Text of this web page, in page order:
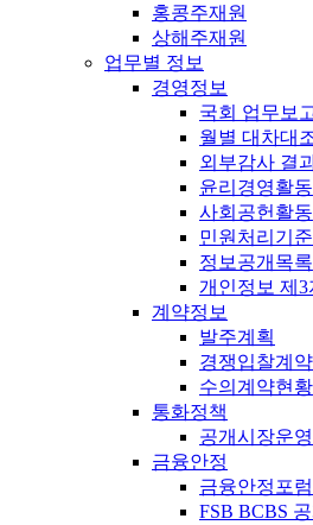
홍콩주재원
상해주재원
업무별 정보
경영정보
국회 업무보
월별 대차대
외부감사 결
윤리경영활동
사회공헌활동
민원처리기
정보공개목록
개인정보 제3
계약정보
발주계획
경쟁입찰계
수의계약현황
통화정책
공개시장운영
금융안정
금융안정포
FSB BCBS